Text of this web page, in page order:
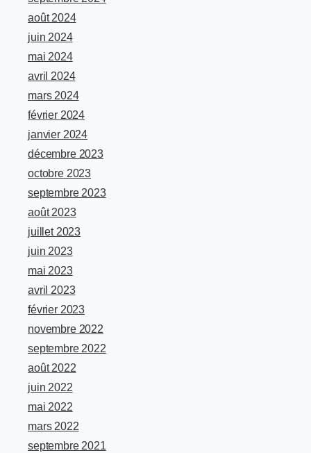
août 2024
juin 2024
mai 2024
avril 2024
mars 2024
février 2024
janvier 2024
décembre 2023
octobre 2023
septembre 2023
août 2023
juillet 2023
juin 2023
mai 2023
avril 2023
février 2023
novembre 2022
septembre 2022
août 2022
juin 2022
mai 2022
mars 2022
septembre 2021